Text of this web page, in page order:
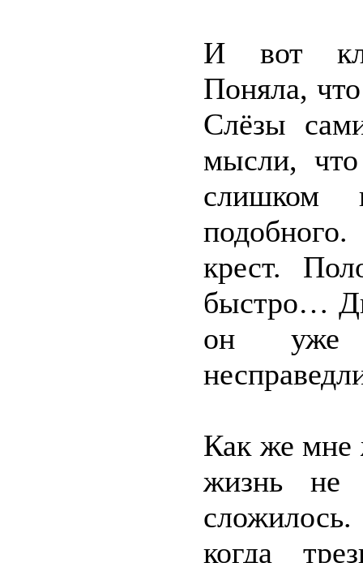
И вот
Поняла,
Слёзы
мысли,
слишком
крест.
быстро…
он уже
Как же мне
жизнь не
когда